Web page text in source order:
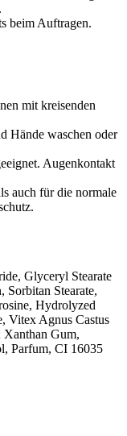
beim Auftragen.
mit kreisenden
Hände waschen oder
Augenkontakt
auch für die normale
Glyceryl Stearate
Sorbitan Stearate,
Hydrolyzed
Vitex Agnus Castus
Gum,
Parfum, CI 16035